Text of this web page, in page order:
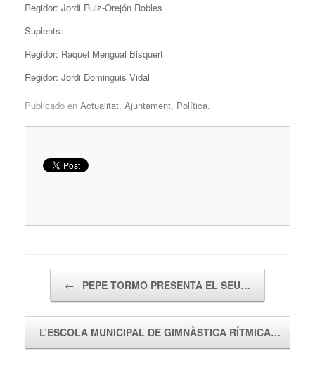
Regidor: Jordi Ruiz-Orejón Robles
Suplents:
Regidor: Raquel Mengual Bisquert
Regidor: Jordi Dominguis Vidal
Publicado en Actualitat, Ajuntament, Política.
← PEPE TORMO PRESENTA EL SEU…
L’ESCOLA MUNICIPAL DE GIMNÀSTICA RÍTMICA… →